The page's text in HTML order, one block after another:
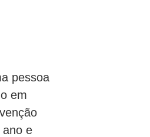
pessoa
em
ano e